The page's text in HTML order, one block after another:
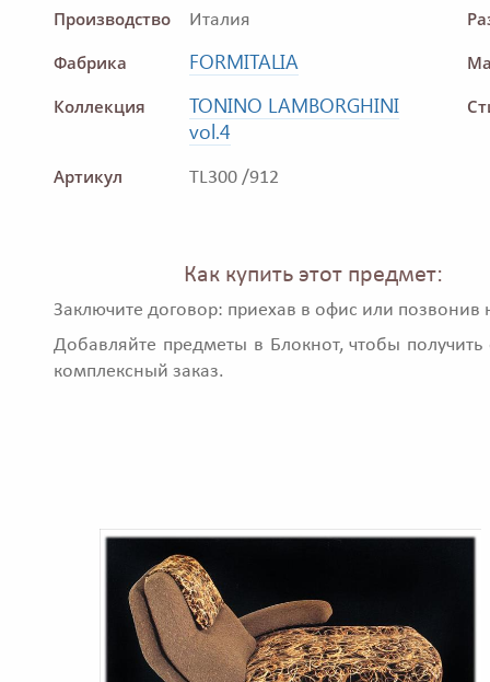
Производство Италия
Фабрика FORMITALIA
Коллекция
TONINO LAMBORGHINI
vol.4
Артикул TL300 /912
Как купить этот предмет:
Заключите договор: приехав в офис или позвонив
Добавляйте предметы в Блокнот, чтобы получить
комплексный заказ.